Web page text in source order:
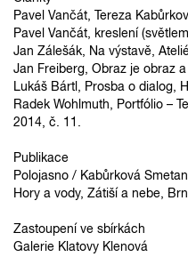
Pavel Vančát, Tereza
Pavel Vančát, kreslení
Jan Zálešák, Na výstavě,
Jan Freiberg, Obraz je obraz
Lukáš Bártl, Prosba o dialog,
Radek Wohlmuth, Portfólio –
2014, č. 11.
Publikace
Polojasno / Kabůrková
Hory a vody, Zátiší a nebe,
Zastoupení ve sbírkách
Galerie Klatovy Klenová